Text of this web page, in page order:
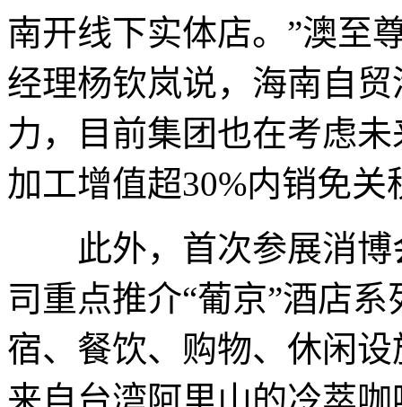
南开线下实体店。”澳至
经理杨钦岚说，海南自
力，目前集团也在考虑
加工增值超30%内销免
此外，首次参展消博
司重点推介“葡京”酒店
宿、餐饮、购物、休闲